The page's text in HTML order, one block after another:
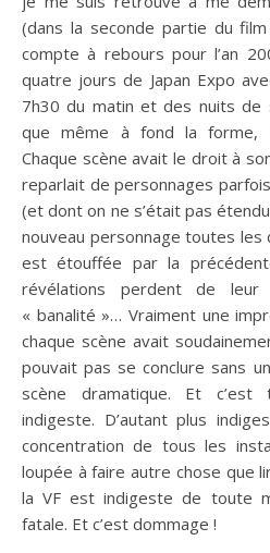
(dans la seconde partie du
compte à rebours pour l’an
quatre jours de Japan Expo
7h30 du matin et des nuits de
que même à fond la forme,
Chaque scène avait le droit à
reparlait de personnages
(et dont on ne s’était pas
nouveau personnage toutes les
est étouffée par la
révélations perdent de
« banalité »… Vraiment une
chaque scène avait
pouvait pas se conclure sans
scène dramatique. Et
indigeste. D’autant plus
concentration de tous les
loupée à faire autre chose que
la VF est indigeste de toute
fatale. Et c’est dommage !